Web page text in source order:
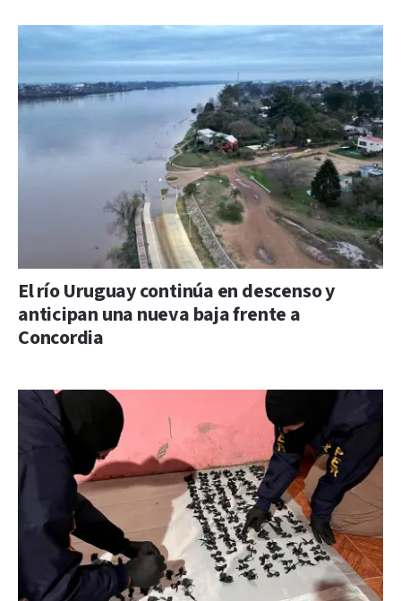
El río Uruguay continúa en descenso y
anticipan una nueva baja frente a
Concordia